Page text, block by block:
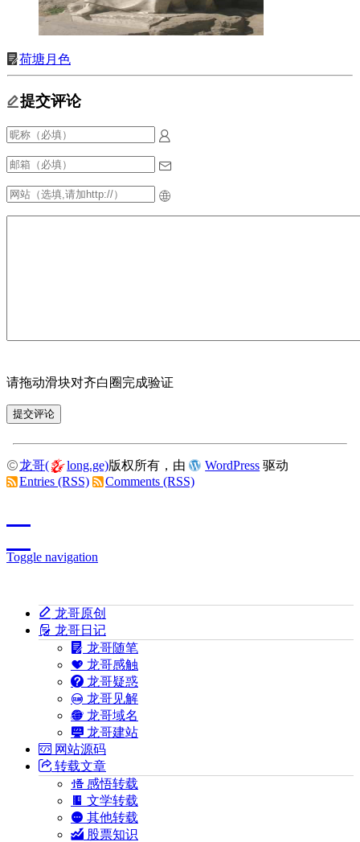
提交评论
请拖动滑块对齐白圈完成验证
荷塘月色
龙哥( long.ge)版权所有，由 WordPress 驱动
Entries (RSS)
Comments (RSS)
Toggle navigation
龙哥原创
龙哥日记
龙哥随笔
龙哥感触
龙哥疑惑
龙哥见解
龙哥域名
龙哥建站
网站源码
转载文章
感悟转载
文学转载
其他转载
股票知识